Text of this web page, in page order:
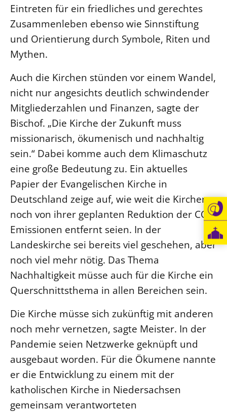
Eintreten für ein friedliches und gerechtes
Zusammenleben ebenso wie Sinnstiftung
und Orientierung durch Symbole, Riten und
Mythen.
Auch die Kirchen stünden vor einem Wandel,
nicht nur angesichts deutlich schwindender
Mitgliederzahlen und Finanzen, sagte der
Bischof. „Die Kirche der Zukunft muss
missionarisch, ökumenisch und nachhaltig
sein.“ Dabei komme auch dem Klimaschutz
eine große Bedeutung zu. Ein aktuelles
Papier der Evangelischen Kirche in
Deutschland zeige auf, wie weit die Kirchen
noch von ihrer geplanten Reduktion der CO2
Emissionen entfernt seien. In der
Landeskirche sei bereits viel geschehen, aber
noch viel mehr nötig. Das Thema
Nachhaltigkeit müsse auch für die Kirche ein
Querschnittsthema in allen Bereichen sein.
Die Kirche müsse sich zukünftig mit anderen
noch mehr vernetzen, sagte Meister. In der
Pandemie seien Netzwerke geknüpft und
ausgebaut worden. Für die Ökumene nannte
er die Entwicklung zu einem mit der
katholischen Kirche in Niedersachsen
gemeinsam verantworteten
Öffentlichkeitsarbeit
Projektmanagement
Terminstundenplaner